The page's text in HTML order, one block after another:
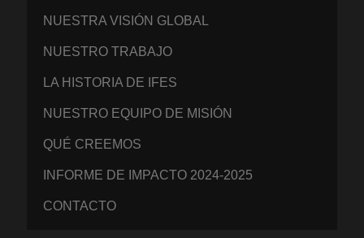
NUESTRA VISIÓN GLOBAL
NUESTRO TRABAJO
LA HISTORIA DE IFES
NUESTRO EQUIPO DE MISIÓN
QUÉ CREEMOS
INFORME DE IMPACTO 2024-2025
CONTACTO